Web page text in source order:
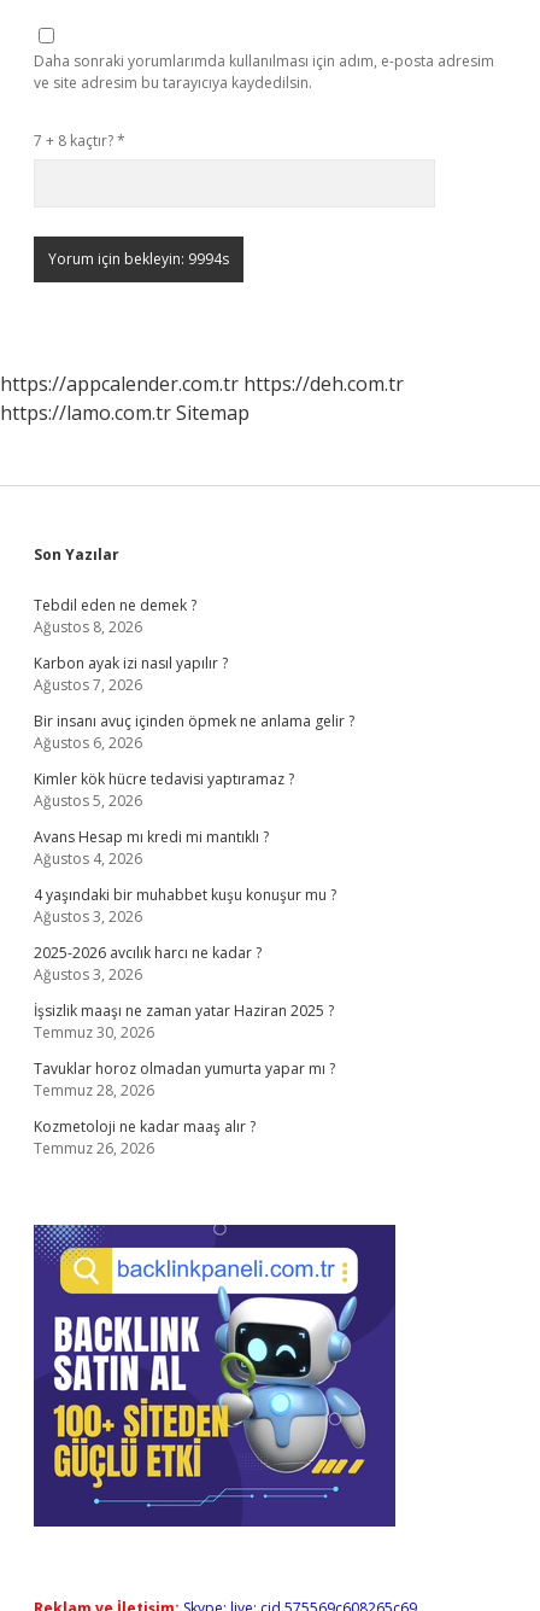
Daha sonraki yorumlarımda kullanılması için adım, e-posta adresim
ve site adresim bu tarayıcıya kaydedilsin.
7 + 8 kaçtır?*
https://appcalender.com.tr https://deh.com.tr
https://lamo.com.trSitemap
Sidebar
Son Yazılar
Tebdil eden ne demek ?
Ağustos 8, 2026
Karbon ayak izi nasıl yapılır ?
Ağustos 7, 2026
Bir insanı avuç içinden öpmek ne anlama gelir ?
Ağustos 6, 2026
Kimler kök hücre tedavisi yaptıramaz ?
Ağustos 5, 2026
Avans Hesap mı kredi mi mantıklı ?
Ağustos 4, 2026
4 yaşındaki bir muhabbet kuşu konuşur mu ?
Ağustos 3, 2026
2025-2026 avcılık harcı ne kadar ?
Ağustos 3, 2026
İşsizlik maaşı ne zaman yatar Haziran 2025 ?
Temmuz 30, 2026
Tavuklar horoz olmadan yumurta yapar mı ?
Temmuz 28, 2026
Kozmetoloji ne kadar maaş alır ?
Temmuz 26, 2026